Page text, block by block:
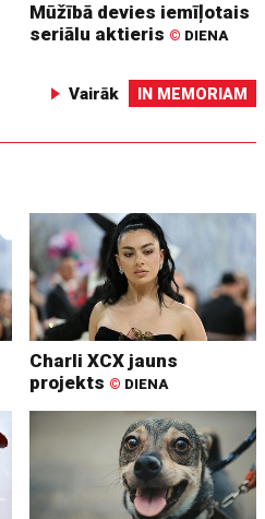
Mūžībā devies iemīļotais
seriālu aktieris © DIENA
Vairāk IN MEMORIAM
Charli XCX jauns
projekts © DIENA